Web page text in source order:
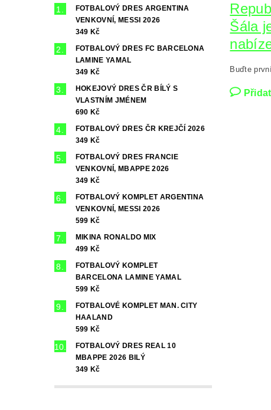
FOTBALOVÝ DRES ARGENTINA
VENKOVNÍ, MESSI 2026
349 Kč
FOTBALOVÝ DRES FC BARCELONA
LAMINE YAMAL
349 Kč
HOKEJOVÝ DRES ČR BÍLÝ S
VLASTNÍM JMÉNEM
690 Kč
FOTBALOVÝ DRES ČR KREJČÍ 2026
349 Kč
FOTBALOVÝ DRES FRANCIE
VENKOVNÍ, MBAPPE 2026
349 Kč
FOTBALOVÝ KOMPLET ARGENTINA
VENKOVNÍ, MESSI 2026
599 Kč
MIKINA RONALDO MIX
499 Kč
FOTBALOVÝ KOMPLET
BARCELONA LAMINE YAMAL
599 Kč
FOTBALOVÉ KOMPLET MAN. CITY
HAALAND
599 Kč
FOTBALOVÝ DRES REAL 10
MBAPPE 2026 BILÝ
349 Kč
Šála
Buďte